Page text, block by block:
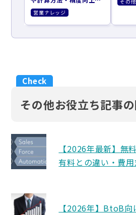
ポイントも解説
営業ナレッジ
その他お役立ち記事
【2026年最新】無
有料との違い・費
【2026年】BtoB